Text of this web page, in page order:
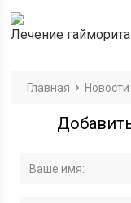
Лечение
Главная Новости